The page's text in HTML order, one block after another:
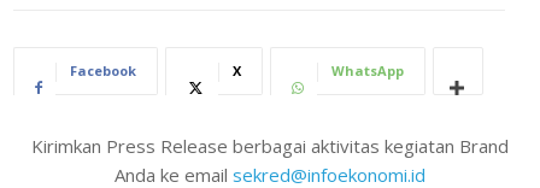
Facebook X WhatsApp
Kirimkan Press Release berbagai aktivitas kegiatan Brand
Anda ke email sekred@infoekonomi.id